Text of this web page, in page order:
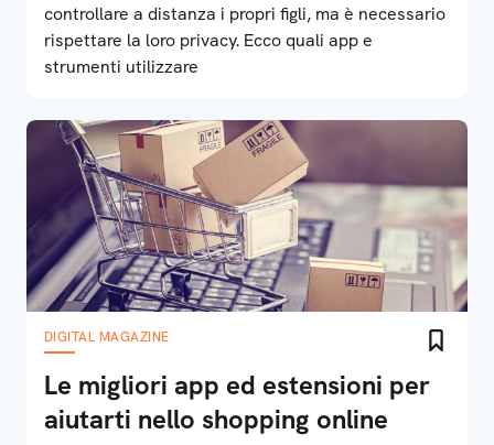
controllare a distanza i propri figli, ma è necessario
rispettare la loro privacy. Ecco quali app e
strumenti utilizzare
DIGITAL MAGAZINE
Le migliori app ed estensioni per
aiutarti nello shopping online